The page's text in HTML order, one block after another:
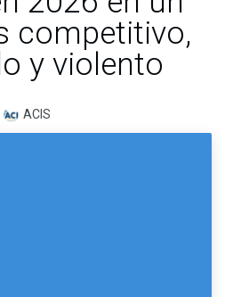
competitivo,
y violento
ACIS